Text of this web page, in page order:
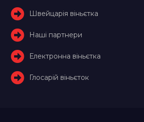
Швейцарія віньєтка
Наші партнери
Електронна віньєтка
Глосарій віньєток